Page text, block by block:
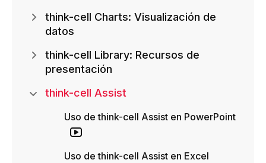
think-cell Charts: Visualización de
datos
think-cell Library: Recursos de
presentación
think-cell Assist
Uso de think-cell Assist en PowerPoint
Uso de think-cell Assist en Excel